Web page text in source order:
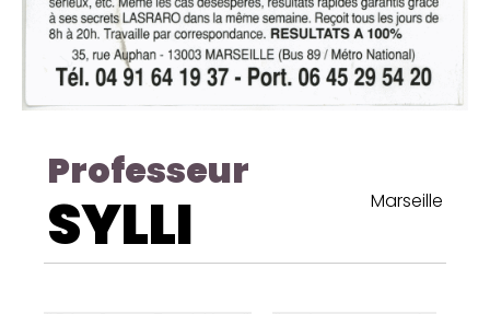
Professeur
SYLLI Marseille